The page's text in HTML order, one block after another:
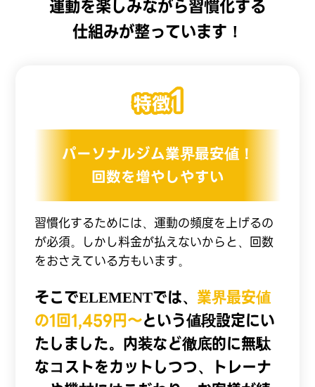
運動を楽しみながら習慣化する
仕組みが整っています！
パーソナルジム業界最安値！
回数を増やしやすい
習慣化するためには、運動の頻度を上げるの
が必須。しかし料金が払えないからと、回数
をおさえている方もいます。
そこでELEMENTでは、 業界最安値
の1回1,459円〜という値段設定にい
たしました。内装など徹底的に無駄
なコストをカットしつつ、トレーナ